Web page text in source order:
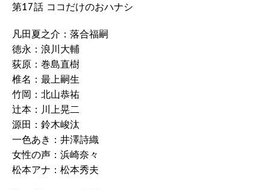
第17話 ココだけのおハナシ
凡田夏之介：落合福嗣
徳永：浪川大輔
荻原：巻島直樹
椎名：最上嗣生
竹岡：北山恭祐
辻本：川上晃二
源田：鈴木峻汰
一色あき：井澤詩織
女性の声：浜崎奈々
松本アナ：松本秀夫